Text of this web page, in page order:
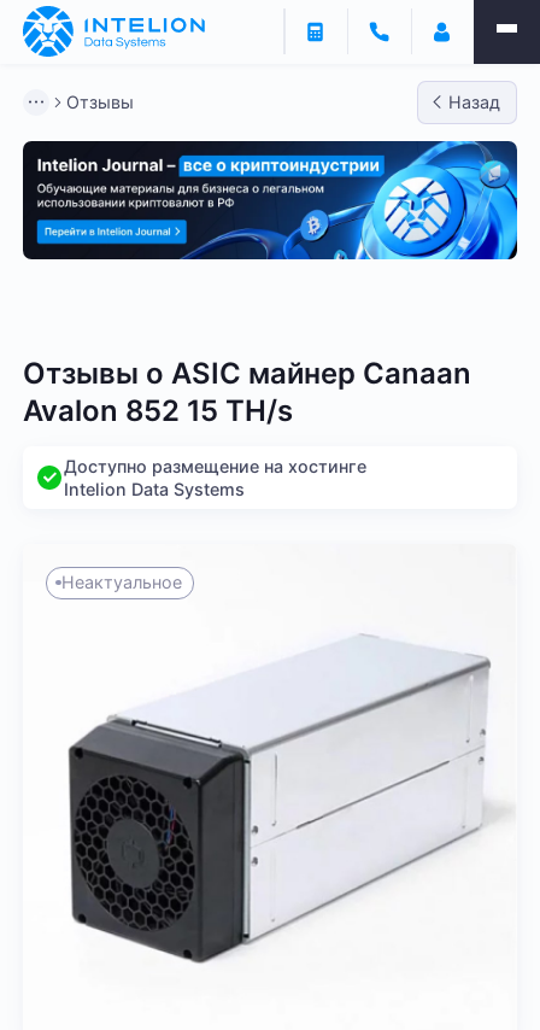
Отзывы Назад
Отзывы о ASIC майнер Canaan
Avalon 852 15 TH/s
Доступно размещение на хостинге
Intelion Data Systems
Неактуальное